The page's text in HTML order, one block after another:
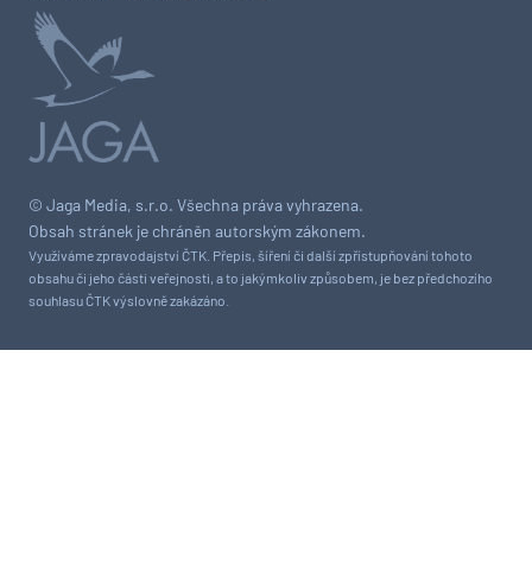
© Jaga Media, s.r.o. Všechna práva vyhrazena.
Obsah stránek je chráněn autorským zákonem.
Využíváme zpravodajství ČTK. Přepis, šíření či další zpřístupňování tohoto
obsahu či jeho části veřejnosti, a to jakýmkoliv způsobem, je bez předchozího
souhlasu ČTK výslovně zakázáno.